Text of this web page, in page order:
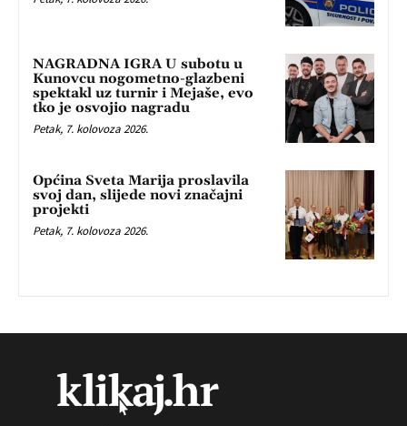
NAGRADNA IGRA U subotu u
Kunovcu nogometno-glazbeni
spektakl uz turnir i Mejaše, evo
tko je osvojio nagradu
Petak, 7. kolovoza 2026.
Općina Sveta Marija proslavila
svoj dan, slijede novi značajni
projekti
Petak, 7. kolovoza 2026.